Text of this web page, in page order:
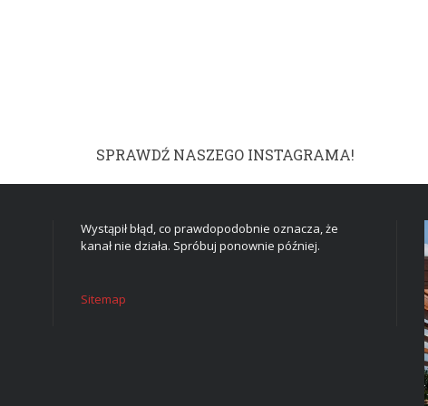
SPRAWDŹ NASZEGO INSTAGRAMA!
Wystąpił błąd, co prawdopodobnie oznacza, że
kanał nie działa. Spróbuj ponownie później.
Sitemap